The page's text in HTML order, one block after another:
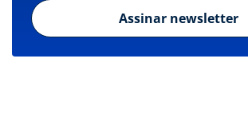
Assinar newsletter